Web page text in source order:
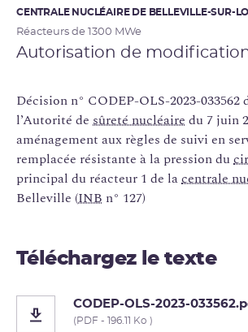
CENTRALE NUCLÉAIRE DE BELLEVILLE-SUR-
Réacteurs de 1300 MWe
Autorisation de
Décision n° CODEP-OLS-2023-033562
l’Autorité de sûreté nucléaire du 7 juin
aménagement aux règles de suivi en
remplacée résistante à la pression du
principal du réacteur 1 de lacentrale
Belleville (INB n° 127)
Téléchargez le texte
CODEP-OLS-2023-
(PDF - 196.11 Ko )